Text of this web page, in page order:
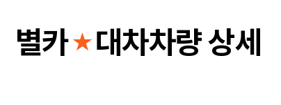
별카★대차차량 상세